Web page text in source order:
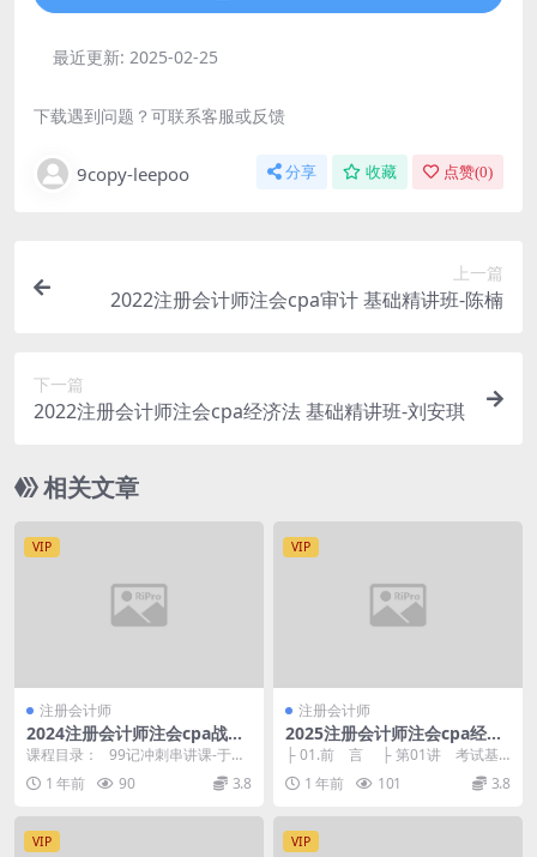
最近更新: 2025-02-25
下载遇到问题？可联系客服或反馈
9copy-leepoo 分享 收藏 点赞(0)
上一篇
2022注册会计师注会cpa审计 基础精讲班-陈楠
下一篇
2022注册会计师注会cpa经济法 基础精讲班-刘安琪
相关文章
VIP
注册会计师
2024注册会计师注会cpa战略
99记冲刺串讲课-于竞博
课程目录： 99记冲刺串讲课-于竞
博： 【14】1-第65记-第71记.mp...
1 年前 90 3.8
VIP
注册会计师
2025注册会计师注会cpa经济
法 基础精讲班-王妍荔
├ 01.前 言 ├ 第01讲 考试基
本信息、考试难度分析.mp4 1...
1 年前 101 3.8
VIP VIP